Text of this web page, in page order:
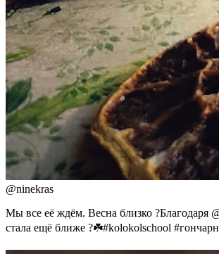
@ninekras
Мы все её ждём. Весна близко ?Благодаря
стала ещё ближе ?☘️#kolokolschool